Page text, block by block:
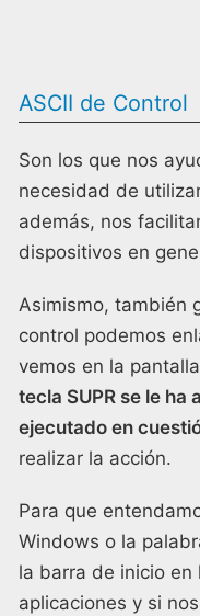
ASCII de Control
Son los que nos
necesidad de
además, nos
dispositivos en
Asimismo, también
control podemos
vemos en la
tecla SUPR se le ha
ejecutado en
realizar la acción.
Para que
Windows o la
la barra de inicio en
aplicaciones y si